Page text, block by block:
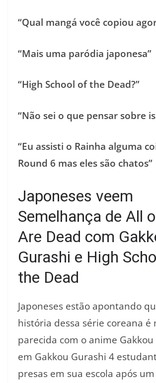
“Qual mangá você copiou
“Mais uma paródia japonesa”
“High School of the Dead?”
“Não sei o que pensar sobre
“Eu assisti o Rainha alguma
Round 6 mas eles são chatos”
Japoneses veem
Semelhança de All
Are Dead com
Gurashi e High
the Dead
Japoneses estão apontando
história dessa série coreana é
parecida com o anime
em Gakkou Gurashi 4
presas em sua escola após um